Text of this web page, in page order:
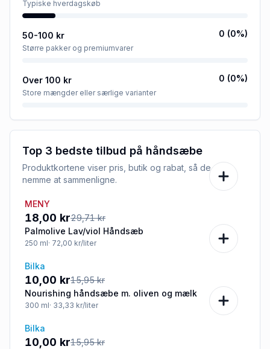
Typiske hverdagskøb
50-100 kr
Større pakker og premiumvarer
0 (0%)
Over 100 kr
Store mængder eller særlige varianter
0 (0%)
Top 3 bedste tilbud på håndsæbe
Produktkortene viser pris, butik og rabat, så de er
nemme at sammenligne.
-39%
MENY
18,00 kr29,71 kr
Palmolive Lav/viol Håndsæb
250 ml· 72,00 kr/liter
-37%
Bilka
10,00 kr15,95 kr
Nourishing håndsæbe m. oliven og mælk
300 ml· 33,33 kr/liter
-37%
Bilka
10,00 kr15,95 kr